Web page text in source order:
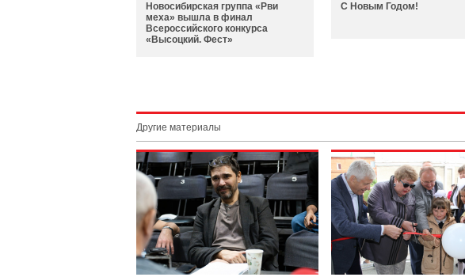
Новосибирская группа «Рви
меха» вышла в финал
Всероссийского конкурса
«Высоцкий. Фест»
С Новым Годом!
Другие материалы